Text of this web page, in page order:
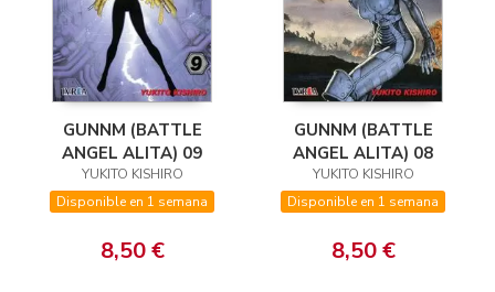
GUNNM (BATTLE
ANGEL ALITA) 09
YUKITO KISHIRO
Disponible en 1 semana
8,50 €
GUNNM (BATTLE
ANGEL ALITA) 08
YUKITO KISHIRO
Disponible en 1 semana
8,50 €